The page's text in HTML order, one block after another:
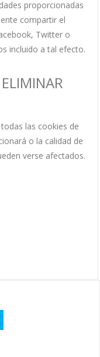
proporcionadas
compartir el
Twitter o
incluido a tal efecto.
las cookies de
o la calidad de
verse afectados.